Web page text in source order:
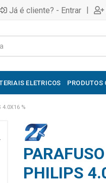
Já é cliente? - Entrar |
ELETRICOS PRODUTOS
4.0X16 %
PHILIPS